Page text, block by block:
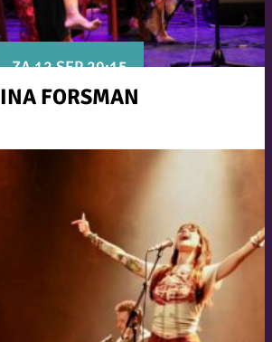
ZA 12 SEP 20:15
INA FORSMAN